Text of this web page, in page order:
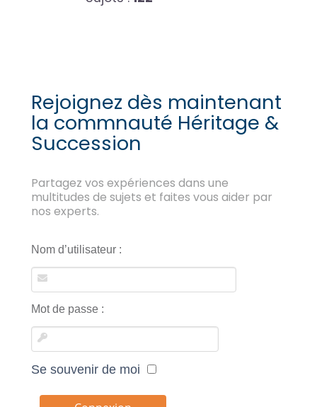
Rejoignez dès maintenant
la commnauté Héritage &
Succession
Partagez vos expériences dans une
multitudes de sujets et faites vous aider par
nos experts.
Nom d’utilisateur :
Mot de passe :
Se souvenir de moi